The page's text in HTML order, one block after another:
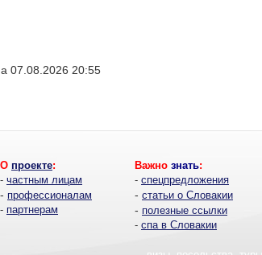
07.08.2026 20:55
О проекте:
- частным лицам
- профессионалам
- партнерам
Важно знать:
- спецпредложения
- статьи о Словакии
- полезные ссылки
- спа в Словакии